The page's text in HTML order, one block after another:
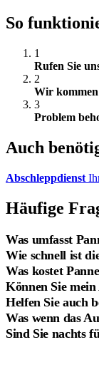
So
1
Rufen Sie
2
Wir
3
Problem
Auch
Abschleppdienst
Häufige
Was umfasst
Wie schnell ist
Was kostet
Können Sie
Helfen Sie auch
Was wenn das
Sind Sie nachts